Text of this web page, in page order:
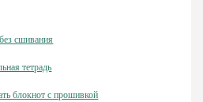
сшивания
тетрадь
блокнот с прошивкой